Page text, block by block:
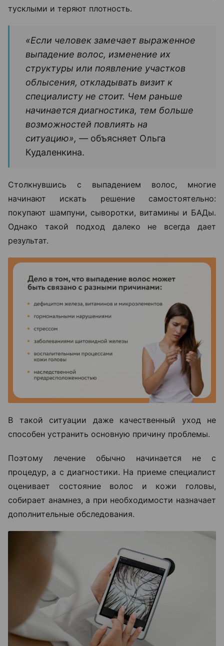
тусклыми и теряют плотность.
«Если человек замечает выраженное
выпадение волос, изменение их
структуры или появление участков
облысения, откладывать визит к
специалисту не стоит. Чем раньше
начинается диагностика, тем больше
возможностей повлиять на
ситуацию», — объясняет Ольга
Кудаленкина.
Столкнувшись с выпадением волос, многие
начинают искать решение самостоятельно:
покупают шампуни, сыворотки, витамины и БАДы.
Однако такой подход далеко не всегда дает
результат.
В такой ситуации даже качественный уход не
способен устранить основную причину проблемы.
Поэтому лечение обычно начинается не с
процедур, а с диагностики. На приеме специалист
оценивает состояние волос и кожи головы,
собирает анамнез, а при необходимости назначает
дополнительные обследования.